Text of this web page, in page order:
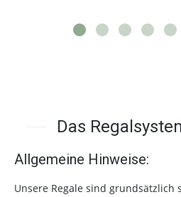
Das
Allgemeine Hinweise:
Unsere Regale sind grundsätzlich